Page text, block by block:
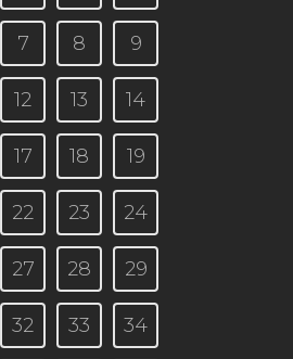
7 8 9
12 13 14
17 18 19
22 23 24
27 28 29
32 33 34